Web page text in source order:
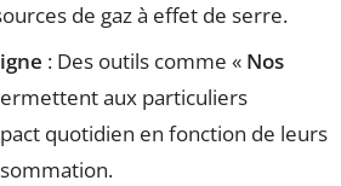
de gaz à effet de serre.
: Des outils comme « Nos
aux particuliers
quotidien en fonction de leurs